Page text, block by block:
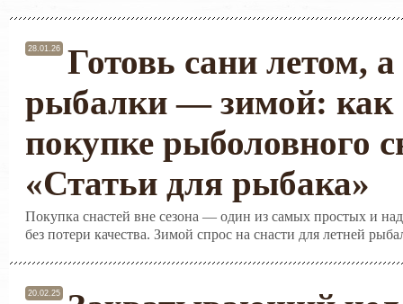
28.01.26
Готовь сани летом,
рыбалки — зимой: как
покупке рыболовного
«Статьи для рыбака»
Покупка снастей вне сезона — один из самых простых и
без потери качества. Зимой спрос на снасти для летней
20.02.25